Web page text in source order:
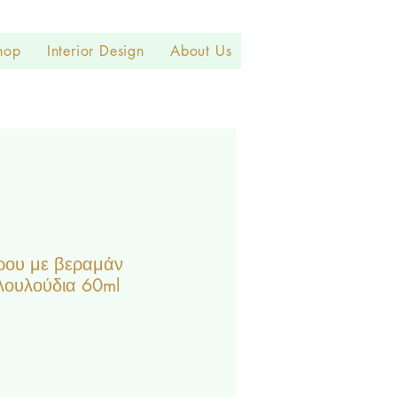
Interior Design About Us
με βεραμάν
60ml